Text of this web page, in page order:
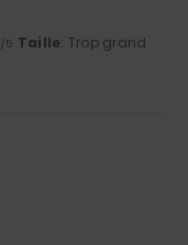
/5 Taille: Trop grand